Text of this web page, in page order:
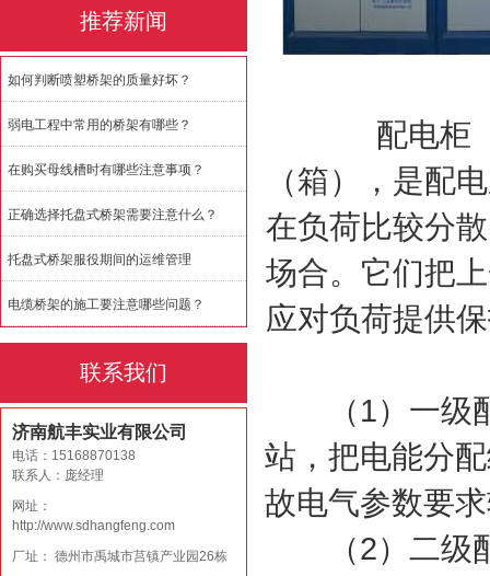
推荐新闻
如何判断喷塑桥架的质量好坏？
弱电工程中常用的桥架有哪些？
在购买母线槽时有哪些注意事项？
正确选择托盘式桥架需要注意什么？
托盘式桥架服役期间的运维管理
电缆桥架的施工要注意哪些问题？
联系我们
济南航丰实业有限公司
电话：15168870138
联系人：庞经理
网址：
http://www.sdhangfeng.com
厂址： 德州市禹城市莒镇产业园26栋
配电柜（
（箱），是配
在负荷比较分
场合。它们把
应对负荷提供
（1）一级配
站，把电能分
故电气参数要
（2）二级配